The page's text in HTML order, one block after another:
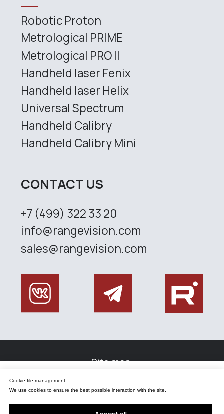
Мы используем файлы cookie для обеспечения наилучшего взаимодействия с
сайтом.
Cookie file management
We use cookies to ensure the best possible interaction with the site.